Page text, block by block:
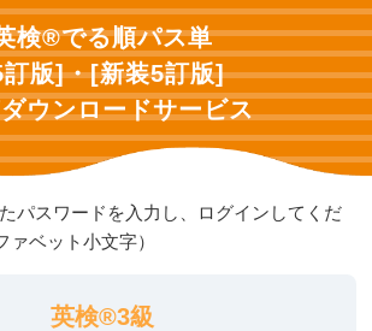
検®でる順パス単
版]・[新装5訂版]
ウンロードサービス
パスワードを入力し、ログインしてくだ
ァベット小文字）
英検®3級